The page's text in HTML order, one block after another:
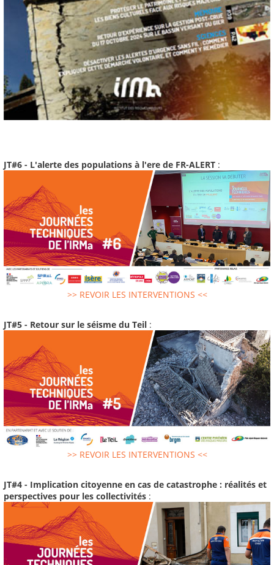
JT#6 - L'alerte des populations à l'ere de FR-ALERT :
>> REVOIR LES INTERVENTIONS <<
JT#5 - Retour sur le séisme du Teil :
>> REVOIR LES INTERVENTIONS <<
JT#4 - Implication citoyenne en cas de catastrophe : réalités et
perspectives pour les collectivités :